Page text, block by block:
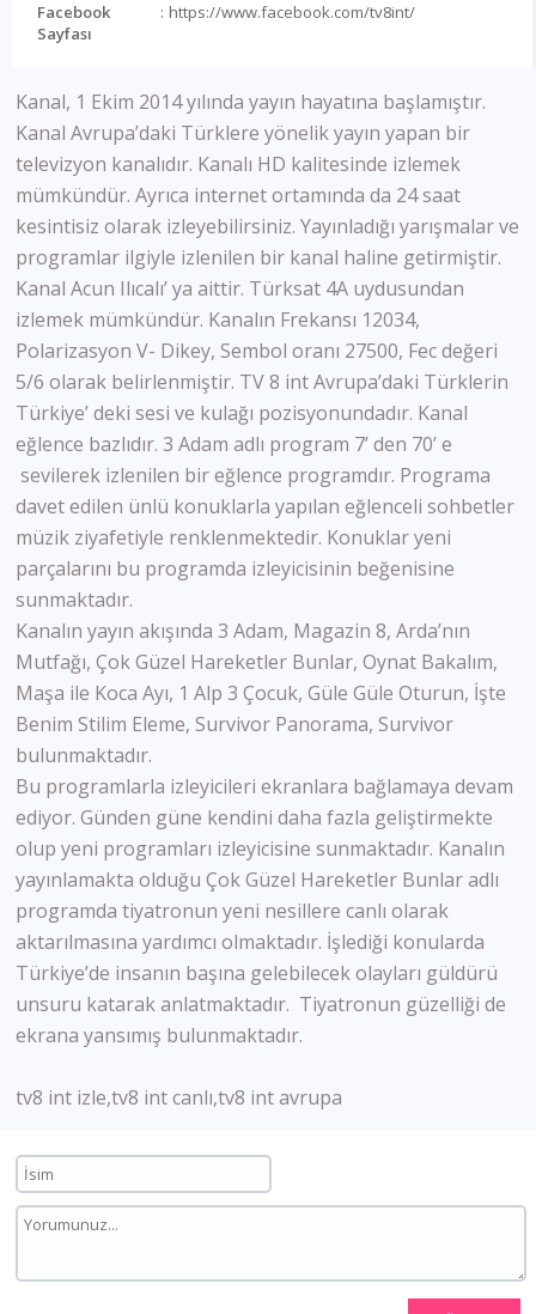
Facebook
Sayfası
: https://www.facebook.com/tv8int/
Kanal, 1 Ekim 2014 yılında yayın hayatına başlamıştır.
Kanal Avrupa’daki Türklere yönelik yayın yapan bir
televizyon kanalıdır. Kanalı HD kalitesinde izlemek
mümkündür. Ayrıca internet ortamında da 24 saat
kesintisiz olarak izleyebilirsiniz. Yayınladığı yarışmalar ve
programlar ilgiyle izlenilen bir kanal haline getirmiştir.
Kanal Acun Ilıcalı’ ya aittir. Türksat 4A uydusundan
izlemek mümkündür. Kanalın Frekansı 12034,
Polarizasyon V- Dikey, Sembol oranı 27500, Fec değeri
5/6 olarak belirlenmiştir. TV 8 int Avrupa’daki Türklerin
Türkiye’ deki sesi ve kulağı pozisyonundadır. Kanal
eğlence bazlıdır. 3 Adam adlı program 7’ den 70’ e
sevilerek izlenilen bir eğlence programdır. Programa
davet edilen ünlü konuklarla yapılan eğlenceli sohbetler
müzik ziyafetiyle renklenmektedir. Konuklar yeni
parçalarını bu programda izleyicisinin beğenisine
sunmaktadır.
Kanalın yayın akışında 3 Adam, Magazin 8, Arda’nın
Mutfağı, Çok Güzel Hareketler Bunlar, Oynat Bakalım,
Maşa ile Koca Ayı, 1 Alp 3 Çocuk, Güle Güle Oturun, İşte
Benim Stilim Eleme, Survivor Panorama, Survivor
bulunmaktadır.
Bu programlarla izleyicileri ekranlara bağlamaya devam
ediyor. Günden güne kendini daha fazla geliştirmekte
olup yeni programları izleyicisine sunmaktadır. Kanalın
yayınlamakta olduğu Çok Güzel Hareketler Bunlar adlı
programda tiyatronun yeni nesillere canlı olarak
aktarılmasına yardımcı olmaktadır. İşlediği konularda
Türkiye’de insanın başına gelebilecek olayları güldürü
unsuru katarak anlatmaktadır. Tiyatronun güzelliği de
ekrana yansımış bulunmaktadır.
tv8 int izle,tv8 int canlı,tv8 int avrupa